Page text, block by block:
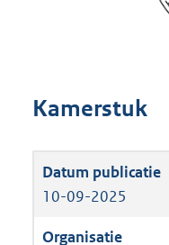
Kamerstuk
10-09-2025